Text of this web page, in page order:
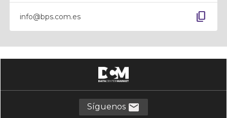
info@bps.com.es content_copy
Síguenos